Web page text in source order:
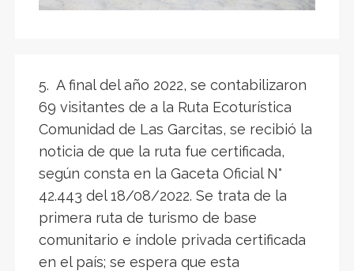
5. A final del año 2022, se contabilizaron
69 visitantes de a la Ruta Ecoturística
Comunidad de Las Garcitas, se recibió la
noticia de que la ruta fue certificada,
según consta en la Gaceta Oficial N°
42.443 del 18/08/2022. Se trata de la
primera ruta de turismo de base
comunitario e índole privada certificada
en el país; se espera que esta